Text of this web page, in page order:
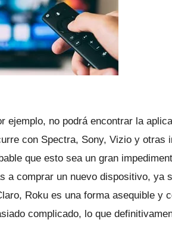
ejemplo, no podrá encontrar la
con Spectra, Sony, Vizio y otras
que esto sea un gran
a comprar un nuevo dispositivo, ya
Roku es una forma asequible y
complicado, lo que